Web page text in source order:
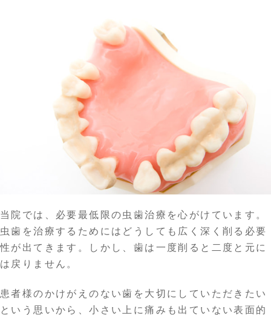
当院では、必要最低限の虫歯治療を心がけています。
虫歯を治療するためにはどうしても広く深く削る必要
性が出てきます。しかし、歯は一度削ると二度と元に
は戻りません。
患者様のかけがえのない歯を大切にしていただきたい
という思いから、小さい上に痛みも出ていない表面的